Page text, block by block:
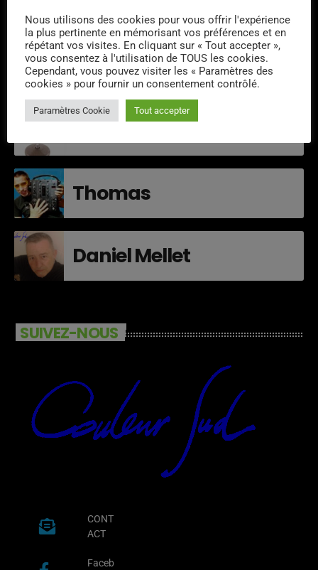
Quentin
Laurent Vibe
Thomas
Daniel Mellet
SUIVEZ-NOUS
CONT
ACT
Faceb
Nous utilisons des cookies pour vous offrir l'expérience
la plus pertinente en mémorisant vos préférences et en
répétant vos visites. En cliquant sur « Tout accepter »,
vous consentez à l'utilisation de TOUS les cookies.
Cependant, vous pouvez visiter les « Paramètres des
cookies » pour fournir un consentement contrôlé.
Paramètres Cookie Tout accepter